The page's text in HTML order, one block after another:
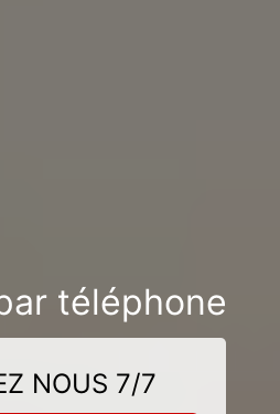
téléphone
NOUS 7/7